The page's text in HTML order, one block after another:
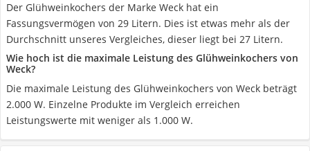
Der Glühweinkochers der Marke Weck hat ein
Fassungsvermögen von 29 Litern. Dies ist etwas mehr als der
Durchschnitt unseres Vergleiches, dieser liegt bei 27 Litern.
Wie hoch ist die maximale Leistung des Glühweinkochers von
Weck?
Die maximale Leistung des Glühweinkochers von Weck beträgt
‎2.000 W. Einzelne Produkte im Vergleich erreichen
Leistungswerte mit weniger als 1.000 W.